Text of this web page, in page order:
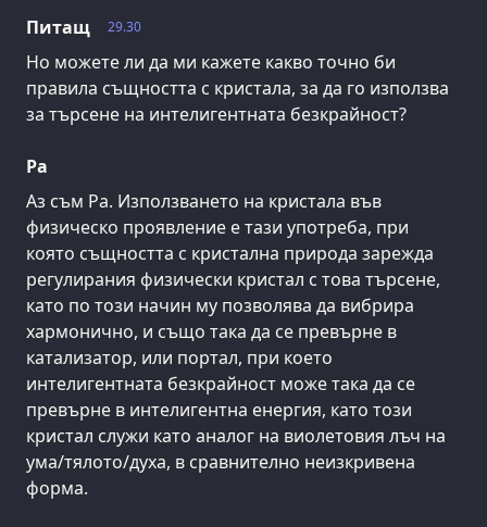
29.30
Питащ
Но можете ли да ми кажете какво точно би
правила същността с кристала, за да го използва
за търсене на интелигентната безкрайност?
Ра
Аз съм Ра. Използването на кристала във
физическо проявление е тази употреба, при
която същността с кристална природа зарежда
регулирания физически кристал с това търсене,
като по този начин му позволява да вибрира
хармонично, и също така да се превърне в
катализатор, или портал, при което
интелигентната безкрайност може така да се
превърне в интелигентна енергия, като този
кристал служи като аналог на виолетовия лъч на
ума/тялото/духа, в сравнително неизкривена
форма.